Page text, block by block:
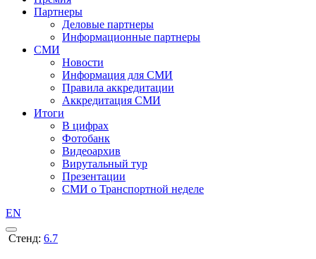
Партнеры
Деловые партнеры
Информационные партнеры
СМИ
Новости
Информация для СМИ
Правила аккредитации
Аккредитация СМИ
Итоги
В цифрах
Фотобанк
Видеоархив
Вирутальный тур
Презентации
СМИ о Транспортной неделе
EN
Стенд: 6.7